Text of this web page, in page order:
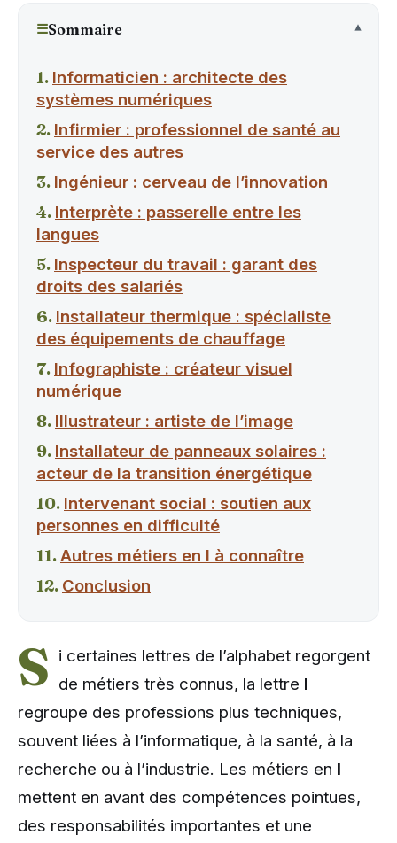
☰Sommaire
Informaticien : architecte des
systèmes numériques
Infirmier : professionnel de santé au
service des autres
Ingénieur : cerveau de l’innovation
Interprète : passerelle entre les
langues
Inspecteur du travail : garant des
droits des salariés
Installateur thermique : spécialiste
des équipements de chauffage
Infographiste : créateur visuel
numérique
Illustrateur : artiste de l’image
Installateur de panneaux solaires :
acteur de la transition énergétique
Intervenant social : soutien aux
personnes en difficulté
Autres métiers en I à connaître
Conclusion
S i certaines lettres de l’alphabet regorgent
de métiers très connus, la lettre I
regroupe des professions plus techniques,
souvent liées à l’informatique, à la santé, à la
recherche ou à l’industrie. Les métiers en I
mettent en avant des compétences pointues,
des responsabilités importantes et une